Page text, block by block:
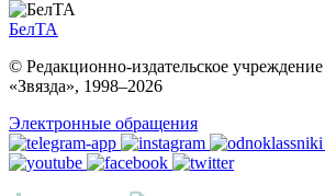
БелТА
© Редакционно-издательское
«Звязда», 1998–2026
Электронные обращения